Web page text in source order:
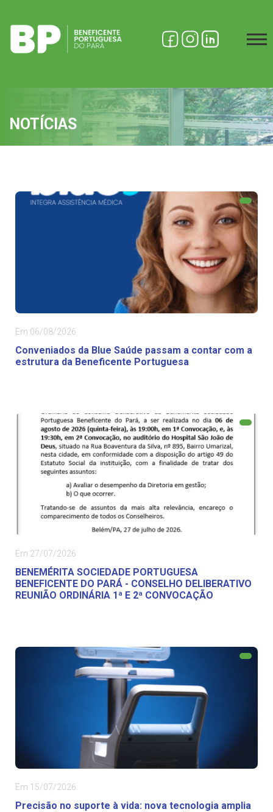
NOTÍCIAS
Em 06/08/2026
Conveniados da Blue Saúde passam a contar com a
estrutura da Beneficente Portuguesa
Em 27/07/2026
BENEMÉRITA SOCIEDADE PORTUGUESA
BENEFICENTE DO PARÁ - CONSELHO DELIBERATIVO
REUNIÃO ORDINÁRIA 1ª E 2ª CONVOCAÇÃO
Em 15/07/2026
Precisão no suporte à vida: nova tecnologia amplia